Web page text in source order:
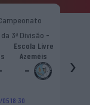
3ª Divisão -
Norte “B”
Escola Livre
Azeméis
-
05 18:30
›